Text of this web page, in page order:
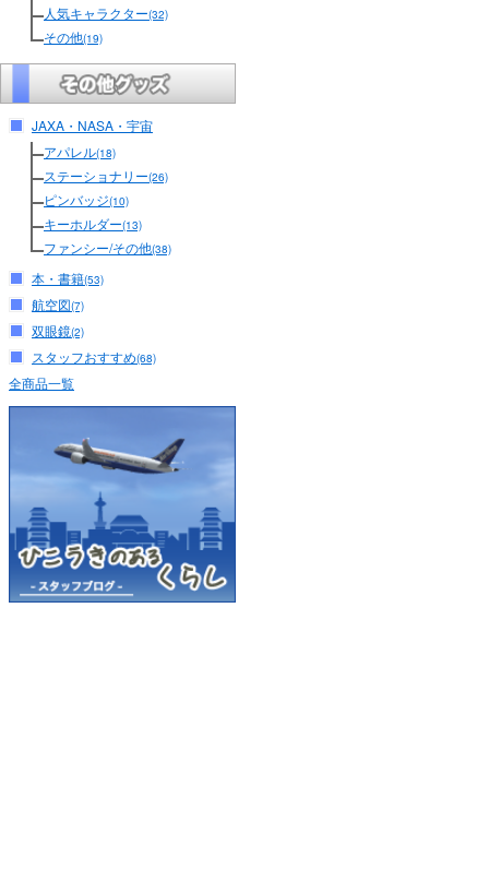
人気キャラクター(32)
その他(19)
JAXA・NASA・宇宙
アパレル(18)
ステーショナリー(26)
ピンバッジ(10)
キーホルダー(13)
ファンシー/その他(38)
本・書籍(53)
航空図(7)
双眼鏡(2)
スタッフおすすめ(68)
全商品一覧